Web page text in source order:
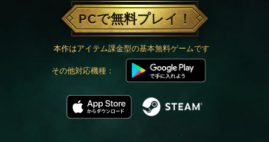
PCで無料プレイ！
本作はアイテム課金型の基本無料ゲームです
その他対応機種：